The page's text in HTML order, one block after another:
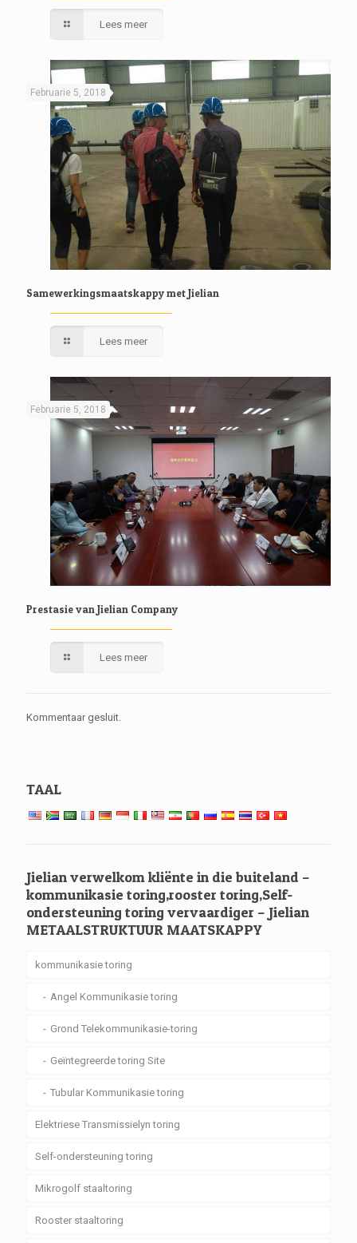
Lees meer
Februarie 5, 2018
Samewerkingsmaatskappy met Jielian
Lees meer
Februarie 5, 2018
Prestasie van Jielian Company
Lees meer
Kommentaar gesluit.
TAAL
Jielian verwelkom kliënte in die buiteland –
kommunikasie toring,rooster toring,Self-
ondersteuning toring vervaardiger – Jielian
METAALSTRUKTUUR MAATSKAPPY
kommunikasie toring
Angel Kommunikasie toring
Grond Telekommunikasie-toring
Geïntegreerde toring Site
Tubular Kommunikasie toring
Elektriese Transmissielyn toring
Self-ondersteuning toring
Mikrogolf staaltoring
Rooster staaltoring